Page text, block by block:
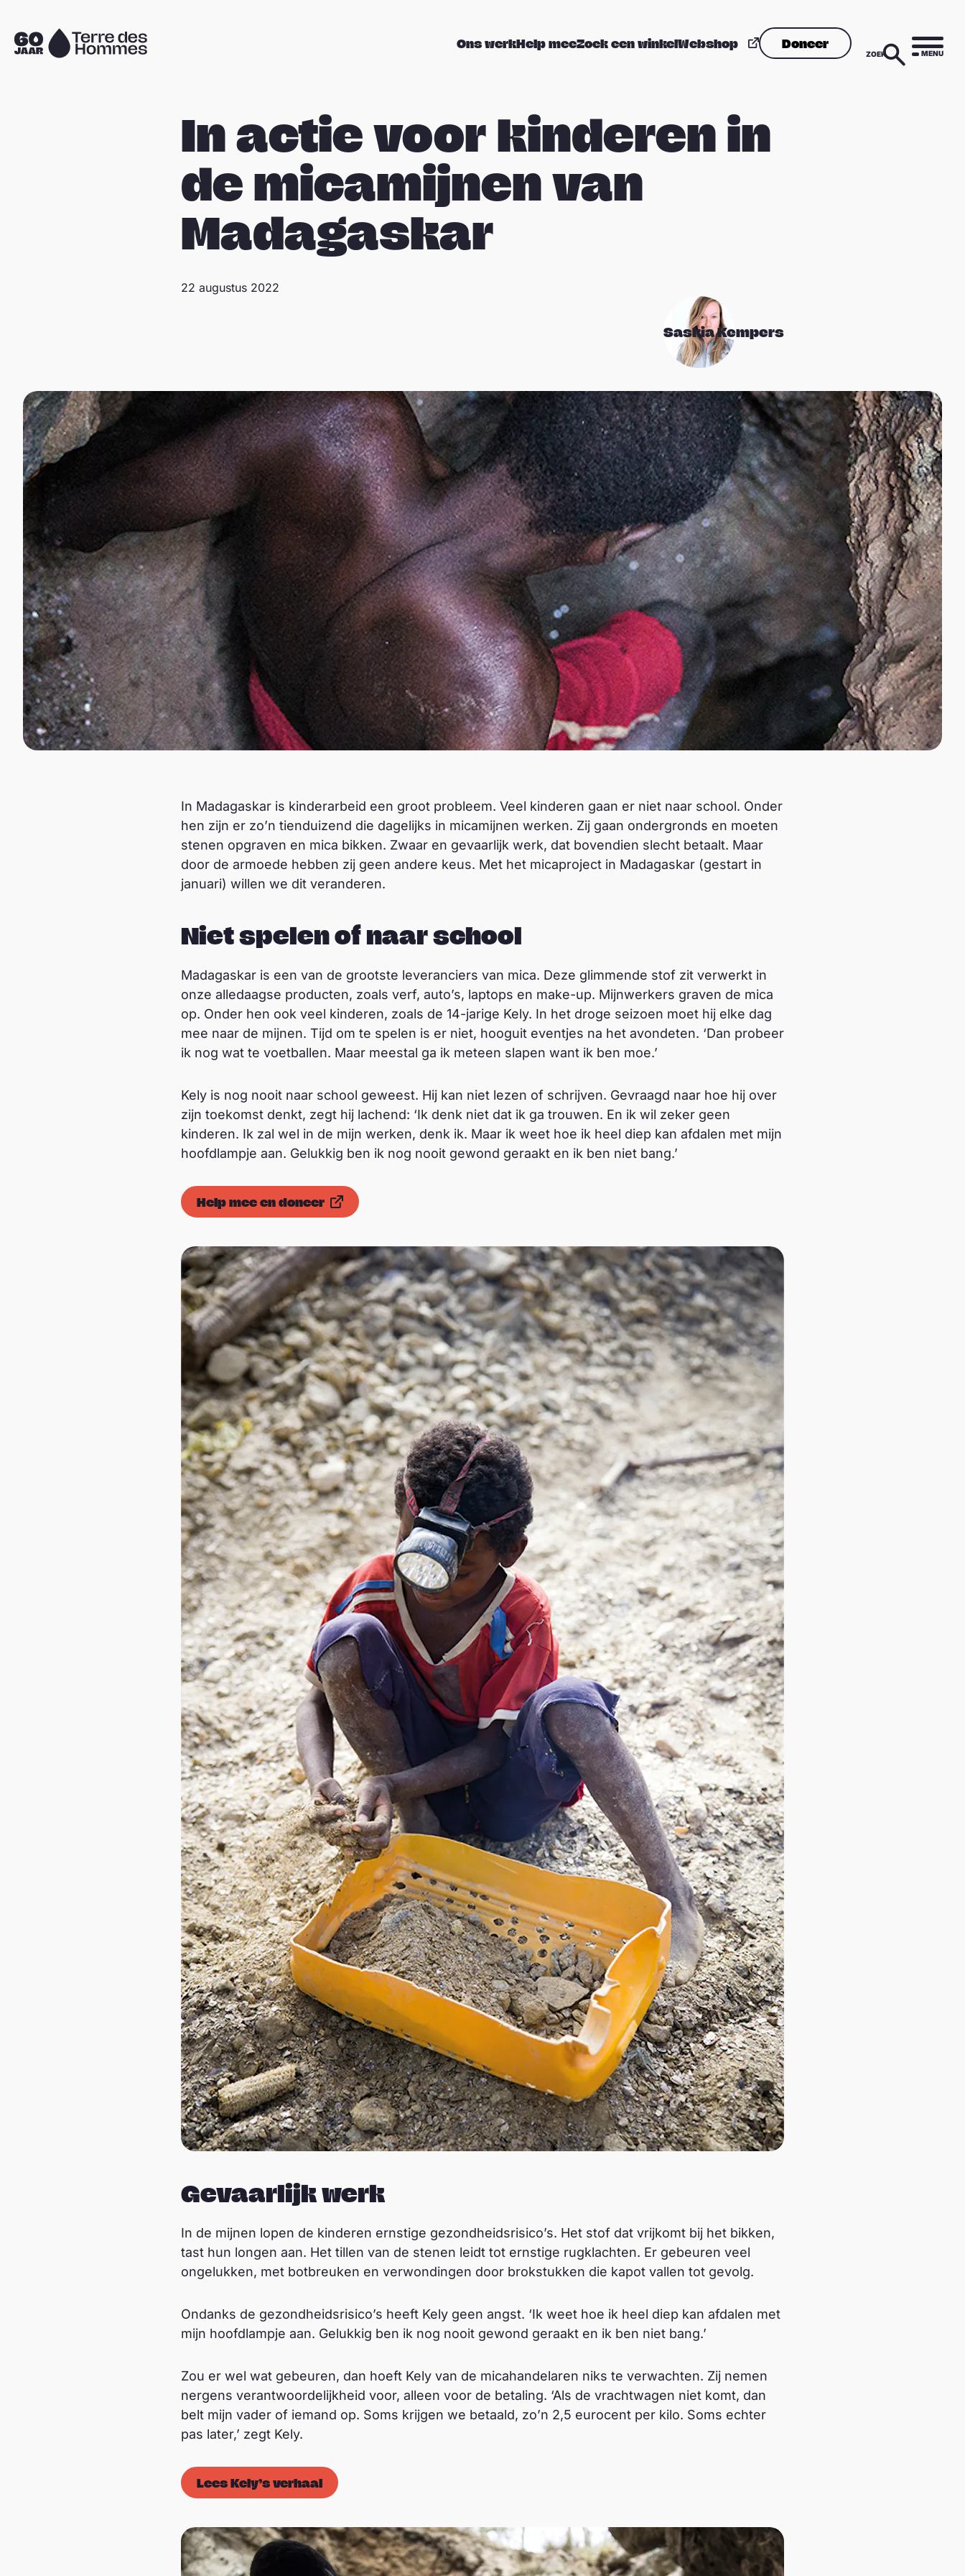
Sla navigatie over
Naar
Ons werkHelp meeZoek een winkelWebshop Doneer
ZOEK MENU
In actie voor kinderen in
de micamijnen van
Madagaskar
Saskia Kempers
22 augustus 2022
In Madagaskar is kinderarbeid een groot probleem. Veel kinderen gaan er niet naar school. Onder
hen zijn er zo’n tienduizend die dagelijks in micamijnen werken. Zij gaan ondergronds en moeten
stenen opgraven en mica bikken. Zwaar en gevaarlijk werk, dat bovendien slecht betaalt. Maar
door de armoede hebben zij geen andere keus. Met het micaproject in Madagaskar (gestart in
januari) willen we dit veranderen.
Niet spelen of naar school
Madagaskar is een van de grootste leveranciers van mica. Deze glimmende stof zit verwerkt in
onze alledaagse producten, zoals verf, auto’s, laptops en make-up. Mijnwerkers graven de mica
op. Onder hen ook veel kinderen, zoals de 14-jarige Kely. In het droge seizoen moet hij elke dag
mee naar de mijnen. Tijd om te spelen is er niet, hooguit eventjes na het avondeten. ‘Dan probeer
ik nog wat te voetballen. Maar meestal ga ik meteen slapen want ik ben moe.’
Kely is nog nooit naar school geweest. Hij kan niet lezen of schrijven. Gevraagd naar hoe hij over
zijn toekomst denkt, zegt hij lachend: ‘Ik denk niet dat ik ga trouwen. En ik wil zeker geen
kinderen. Ik zal wel in de mijn werken, denk ik. Maar ik weet hoe ik heel diep kan afdalen met mijn
hoofdlampje aan. Gelukkig ben ik nog nooit gewond geraakt en ik ben niet bang.’
Help mee en doneer
Gevaarlijk werk
In de mijnen lopen de kinderen ernstige gezondheidsrisico’s. Het stof dat vrijkomt bij het bikken,
tast hun longen aan. Het tillen van de stenen leidt tot ernstige rugklachten. Er gebeuren veel
ongelukken, met botbreuken en verwondingen door brokstukken die kapot vallen tot gevolg.
Ondanks de gezondheidsrisico’s heeft Kely geen angst. ‘Ik weet hoe ik heel diep kan afdalen met
mijn hoofdlampje aan. Gelukkig ben ik nog nooit gewond geraakt en ik ben niet bang.’
Zou er wel wat gebeuren, dan hoeft Kely van de micahandelaren niks te verwachten. Zij nemen
nergens verantwoordelijkheid voor, alleen voor de betaling. ‘Als de vrachtwagen niet komt, dan
belt mijn vader of iemand op. Soms krijgen we betaald, zo’n 2,5 eurocent per kilo. Soms echter
pas later,’ zegt Kely.
Lees Kely’s verhaal